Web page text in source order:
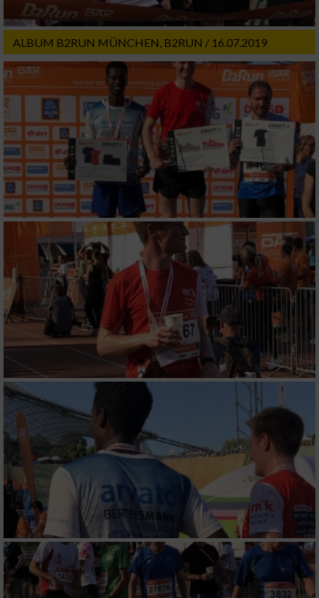
ALBUM B2RUN MÜNCHEN, B2RUN / 16.07.2019